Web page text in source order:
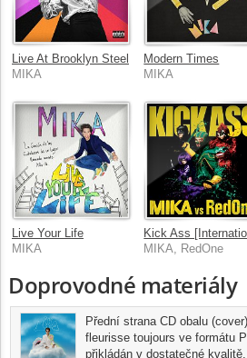
Live At Brooklyn Steel
MIKA
Modern Times
MIKA
Live Your Life
MIKA
MIKA, RedOne
Doprovodné materiály
Přední strana CD obalu
fleurisse toujours ve formátu
přikládán v dostatečné